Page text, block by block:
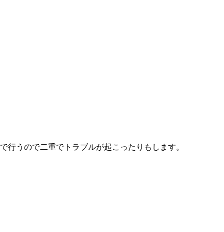
うので二重でトラブルが起こったりもします。